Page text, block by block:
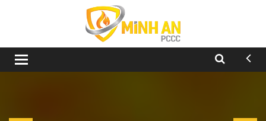
Toggle
navigation